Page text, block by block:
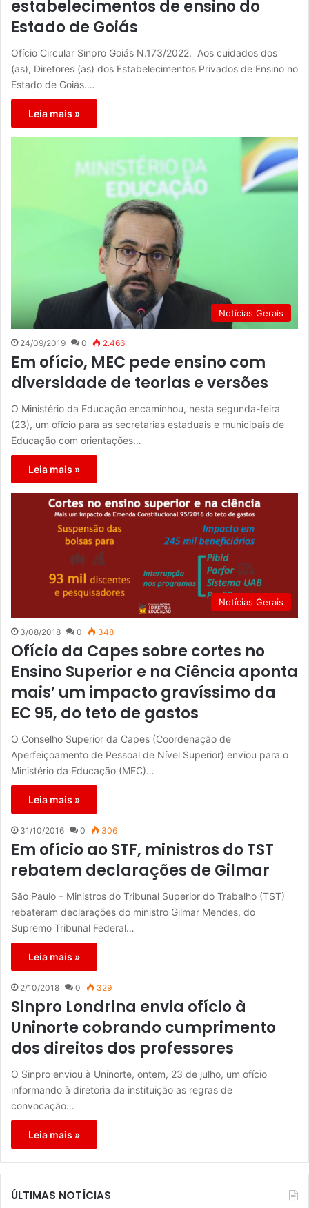
estabelecimentos de ensino do
Estado de Goiás
Ofício Circular Sinpro Goiás N.173/2022. Aos cuidados dos
(as), Diretores (as) dos Estabelecimentos Privados de Ensino no
Estado de Goiás.…
Leia mais »
Notícias Gerais
24/09/2019 0 2.466
Em ofício, MEC pede ensino com
diversidade de teorias e versões
O Ministério da Educação encaminhou, nesta segunda-feira
(23), um ofício para as secretarias estaduais e municipais de
Educação com orientações…
Leia mais »
Notícias Gerais
3/08/2018 0 348
Ofício da Capes sobre cortes no
Ensino Superior e na Ciência aponta
mais’ um impacto gravíssimo da
EC 95, do teto de gastos
O Conselho Superior da Capes (Coordenação de
Aperfeiçoamento de Pessoal de Nível Superior) enviou para o
Ministério da Educação (MEC)…
Leia mais »
31/10/2016 0 306
Em ofício ao STF, ministros do TST
rebatem declarações de Gilmar
São Paulo – Ministros do Tribunal Superior do Trabalho (TST)
rebateram declarações do ministro Gilmar Mendes, do
Supremo Tribunal Federal…
Leia mais »
2/10/2018 0 329
Sinpro Londrina envia ofício à
Uninorte cobrando cumprimento
dos direitos dos professores
O Sinpro enviou à Uninorte, ontem, 23 de julho, um ofício
informando à diretoria da instituição as regras de
convocação…
Leia mais »
ÚLTIMAS NOTÍCIAS